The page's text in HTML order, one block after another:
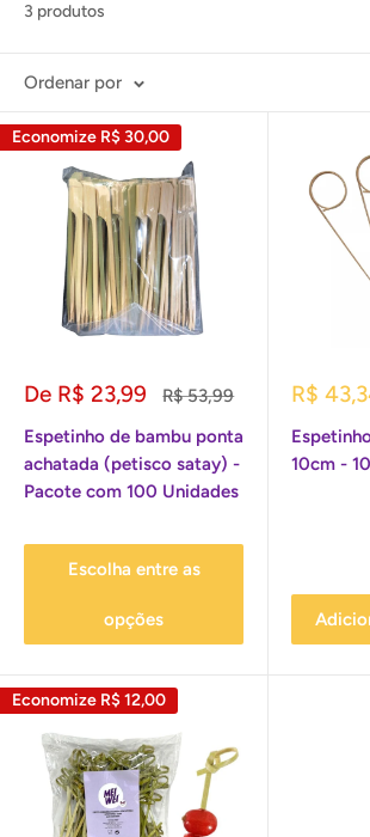
3 produtos
Ordenar por
Economize R$ 30,00
Preço
De R$ 23,99
Preço
R$ 53,99
Espetinho de bambu ponta
achatada (petisco satay) -
Pacote com 100 Unidades
Escolha entre as
opções
Preço
R$
10cm -
Economize R$ 12,00